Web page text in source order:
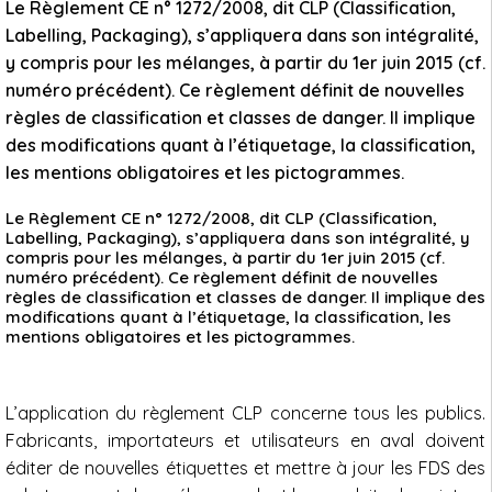
Le Règlement CE n° 1272/2008, dit CLP (Classification,
Labelling, Packaging), s’appliquera dans son intégralité,
y compris pour les mélanges, à partir du 1er juin 2015 (cf.
numéro précédent). Ce règlement définit de nouvelles
règles de classification et classes de danger. Il implique
des modifications quant à l’étiquetage, la classification,
les mentions obligatoires et les pictogrammes.
Le Règlement CE n° 1272/2008, dit CLP (Classification,
Labelling, Packaging), s’appliquera dans son intégralité, y
compris pour les mélanges, à partir du 1er juin 2015 (cf.
numéro précédent). Ce règlement définit de nouvelles
règles de classification et classes de danger. Il implique des
modifications quant à l’étiquetage, la classification, les
mentions obligatoires et les pictogrammes.
L’application du règlement CLP concerne tous les publics.
Fabricants, importateurs et utilisateurs en aval doivent
éditer de nouvelles étiquettes et mettre à jour les FDS des